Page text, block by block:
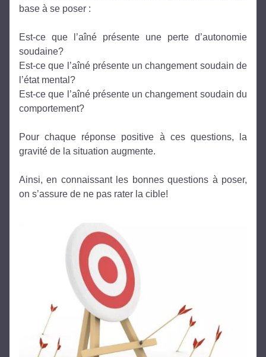
base à se poser :
Est-ce que l’aîné présente une perte d’autonomie
soudaine?
Est-ce que l’aîné présente un changement soudain de
l’état mental?
Est-ce que l’aîné présente un changement soudain du
comportement?
Pour chaque réponse positive à ces questions, la
gravité de la situation augmente.
Ainsi, en connaissant les bonnes questions à poser,
on s’assure de ne pas rater la cible!